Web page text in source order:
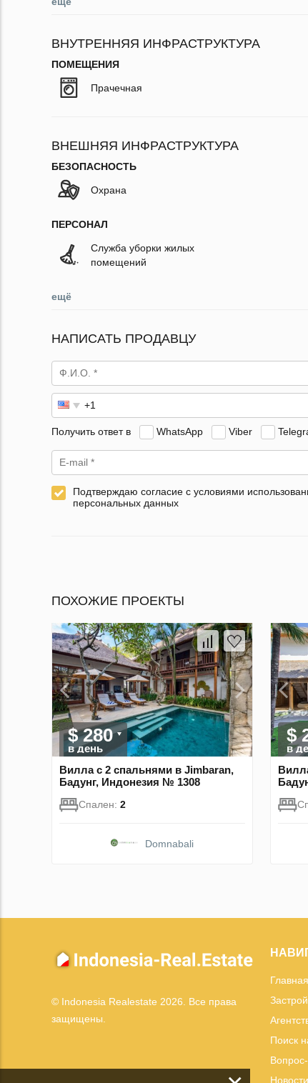
ВНУТРЕННЯЯ ИНФРАСТРУКТУРА
ПОМЕЩЕНИЯ
Прачечная
ВНЕШНЯЯ ИНФРАСТРУКТУРА
БЕЗОПАСНОСТЬ
Охрана
ПЕРСОНАЛ
Служба уборки жилых
помещений
ещё
НАПИСАТЬ ПРОДАВЦУ
Получить ответ в WhatsApp Viber
Подтверждаю согласие с условиями
персональных данных
ПОХОЖИЕ ПРОЕКТЫ
$ 280
в день
Вилла с 2 спальнями в Jimbaran,
Бадунг, Индонезия № 1308
Спален: 2
Domnabali
$
в
© Indonesia Realestate 2026. Все права
защищены.
Главная
Поиск
Новости